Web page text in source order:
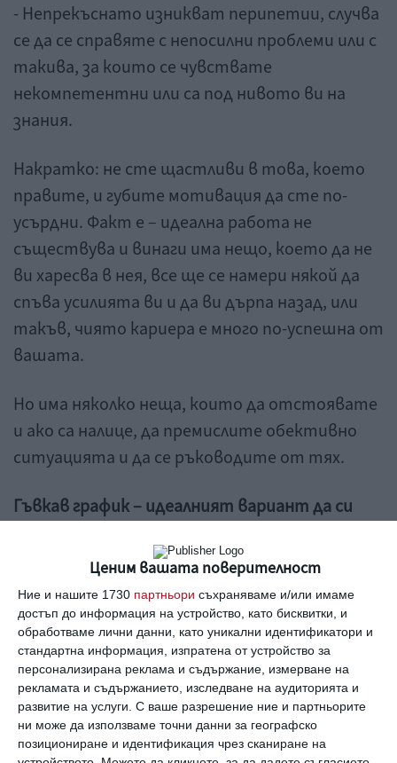
Ценим вашата поверителност
Ние и нашите 1730 партньори съхраняваме и/или имаме
достъп до информация на устройство, като бисквитки, и
обработваме лични данни, като уникални идентификатори и
стандартна информация, изпратена от устройство за
персонализирана реклама и съдържание, измерване на
рекламата и съдържанието, изследване на аудиторията и
развитие на услуги. С ваше разрешение ние и партньорите
ни може да използваме точни данни за географско
позициониране и идентификация чрез сканиране на
- Непрекъснато изникват перипетии, случва
се да се справяте с непосилни проблеми или с
такива, за които се чувствате
некомпетентни или са под нивото ви на
знания.
Накратко: не сте щастливи в това, което
правите, и губите мотивация да сте по-
усърдни. Факт е – идеална работа не
съществува и винаги има нещо, което да не
ви харесва в нея, все ще се намери някой да
спъва усилията ви и да ви дърпа назад, или
такъв, чиято кариера е много по-успешна от
вашата.
Но има няколко неща, които да отстоявате
и ако са налице, да премислите обективно
ситуацията и да се ръководите от тях.
Гъвкав график – идеалният вариант да си
Двегодишно изследване на учени от
Университета в Станфорд доказва, че хора,
които не работят в офис, а от дистанция,
се концентрират по-добре върху задачите,
вземат болничен по-рядко и като цяло
напускат по-рядко. Разбира се, такъв тип
работа не е подходящ за всеки и за всяка